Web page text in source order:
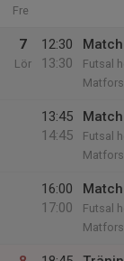
Fre
7
Lör
12:30
13:30
Futsal
Matfors
13:45
14:45
Futsal
Matfors
16:00
17:00
Futsal
Matfors